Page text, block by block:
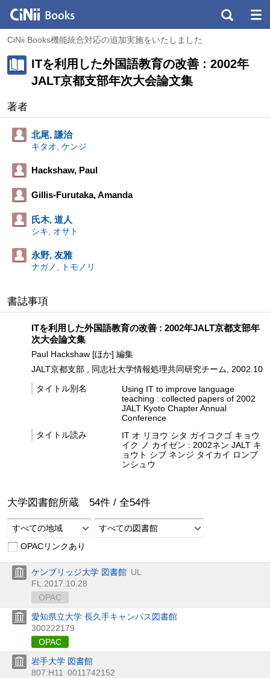
CiNii Books機能統合対応の追加実施をいたしました
ITを利用した外国語教育の改善 : 2002年
JALT京都支部年次大会論文集
著者
北尾, 謙治
キタオ, ケンジ
Hackshaw, Paul
Gillis-Furutaka, Amanda
氏木, 道人
シキ, オサト
永野, 友雅
ナガノ, トモノリ
書誌事項
ITを利用した外国語教育の改善 : 2002年JALT京都支部年
次大会論文集
Paul Hackshaw [ほか] 編集
JALT京都支部 , 同志社大学情報処理共同研究チーム, 2002.10
タイトル別名
Using IT to improve language
teaching : collected papers of 2002
JALT Kyoto Chapter Annual
Conference
タイトル読み
IT オ リヨウ シタ ガイコクゴ キョウ
イク ノ カイゼン : 2002ネン JALT キ
ョウト シブ ネンジ タイカイ ロンブ
ンシュウ
大学図書館所蔵 54件 / 全54件
すべての地域
すべての図書館
OPACリンクあり
ケンブリッジ大学 図書館 UL
FL.2017.10.28
OPAC
愛知県立大学 長久手キャンパス図書館
300222179
OPAC
岩手大学 図書館
807:H11
0011742152